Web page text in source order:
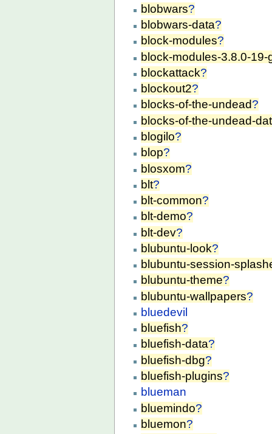
blobwars?
blobwars-data?
block-modules?
block-modules-3.8.0-19-
blockattack?
blockout2?
blocks-of-the-undead?
blocks-of-the-undead-
blogilo?
blop?
blosxom?
blt?
blt-common?
blt-demo?
blt-dev?
blubuntu-look?
blubuntu-session-
blubuntu-theme?
blubuntu-wallpapers?
bluedevil
bluefish?
bluefish-data?
bluefish-dbg?
bluefish-plugins?
blueman
bluemindo?
bluemon?